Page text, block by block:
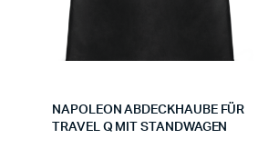
NAPOLEON ABDECKHAUBE FÜR
TRAVEL Q MIT STANDWAGEN